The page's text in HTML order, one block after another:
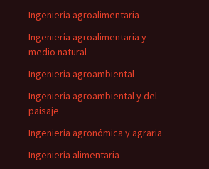
Ingeniería agroalimentaria
Ingeniería agroalimentaria y
medio natural
Ingeniería agroambiental
Ingeniería agroambiental y del
paisaje
Ingeniería agronómica y agraria
Ingeniería alimentaria